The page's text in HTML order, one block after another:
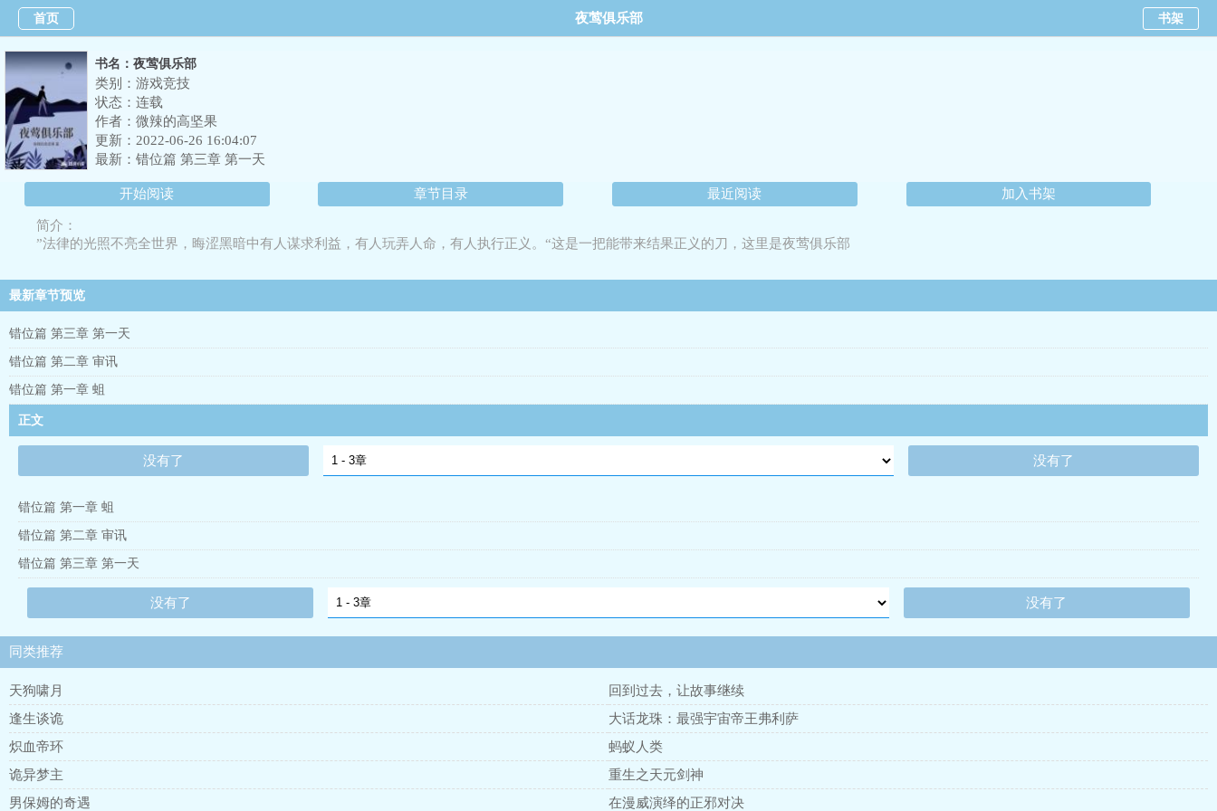
首页 夜莺俱乐部 书架
书名：夜莺俱乐部
类别：游戏竞技
状态：连载
作者： 微辣的高坚果
更新：2022-06-26 16:04:07
最新： 错位篇 第三章 第一天
开始阅读 章节目录 最近阅读 加入书架
简介：
”法律的光照不亮全世界，晦涩黑暗中有人谋求利益，有人玩弄人命，有人执行正义。“这是一把能带来结果正义的刀，这里是夜莺俱乐部
最新章节预览
错位篇 第三章 第一天
错位篇 第二章 审讯
错位篇 第一章 蛆
正文
没有了 没有了
错位篇 第一章 蛆
错位篇 第二章 审讯
错位篇 第三章 第一天
没有了 没有了
同类推荐
天狗啸月
回到过去，让故事继续
逢生谈诡
大话龙珠：最强宇宙帝王弗利萨
炽血帝环
蚂蚁人类
诡异梦主
重生之天元剑神
男保姆的奇遇
在漫威演绎的正邪对决